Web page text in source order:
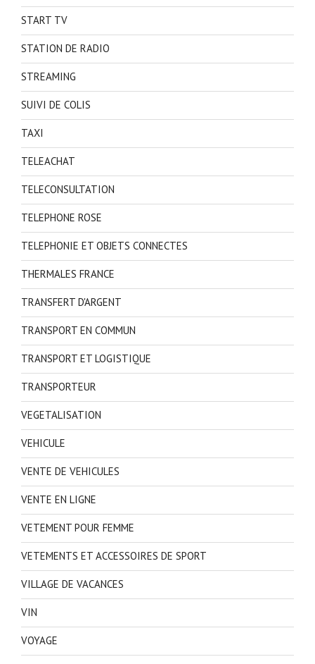
START TV
STATION DE RADIO
STREAMING
SUIVI DE COLIS
TAXI
TELEACHAT
TELECONSULTATION
TELEPHONE ROSE
TELEPHONIE ET OBJETS CONNECTES
THERMALES FRANCE
TRANSFERT D'ARGENT
TRANSPORT EN COMMUN
TRANSPORT ET LOGISTIQUE
TRANSPORTEUR
VEGETALISATION
VEHICULE
VENTE DE VEHICULES
VENTE EN LIGNE
VETEMENT POUR FEMME
VETEMENTS ET ACCESSOIRES DE SPORT
VILLAGE DE VACANCES
VIN
VOYAGE